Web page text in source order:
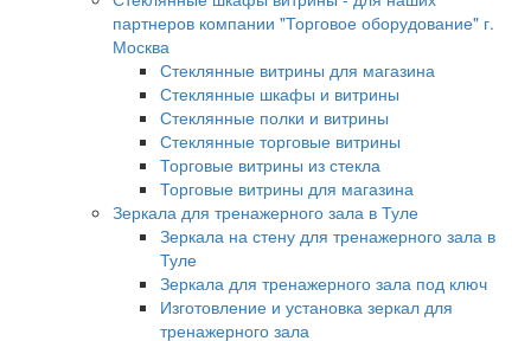
партнеров компании "Торговое оборудование" г.
Москва
Стеклянные витрины для магазина
Стеклянные шкафы и витрины
Стеклянные полки и витрины
Стеклянные торговые витрины
Торговые витрины из стекла
Торговые витрины для магазина
Зеркала для тренажерного зала в Туле
Зеркала на стену для тренажерного зала в
Туле
Зеркала для тренажерного зала под ключ
Изготовление и установка зеркал для
тренажерного зала